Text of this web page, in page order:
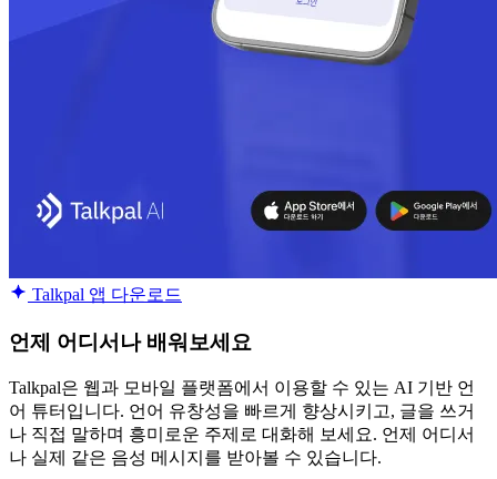
Talkpal 앱 다운로드
언제 어디서나 배워보세요
Talkpal은 웹과 모바일 플랫폼에서 이용할 수 있는 AI 기반 언
어 튜터입니다. 언어 유창성을 빠르게 향상시키고, 글을 쓰거
나 직접 말하며 흥미로운 주제로 대화해 보세요. 언제 어디서
나 실제 같은 음성 메시지를 받아볼 수 있습니다.